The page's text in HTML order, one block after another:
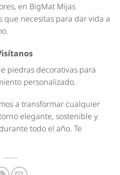
en BigMat Mijas
que necesitas para dar vida a
piedras decorativas para
personalizado.
a transformar cualquier
elegante, sostenible y
todo el año. Te